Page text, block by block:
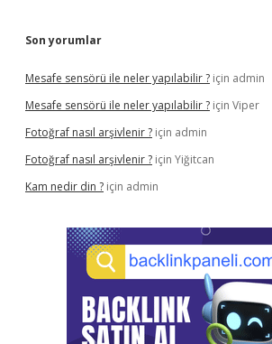
Son yorumlar
Mesafe sensörü ile neler yapılabilir ? için admin
Mesafe sensörü ile neler yapılabilir ? için Viper
Fotoğraf nasıl arşivlenir ? için admin
Fotoğraf nasıl arşivlenir ? için Yiğitcan
Kam nedir din ? için admin